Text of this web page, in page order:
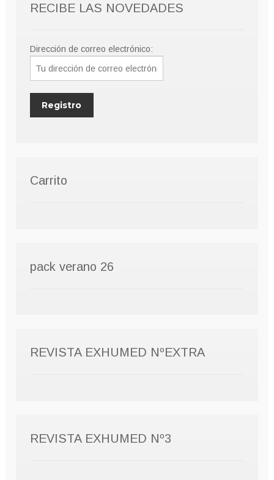
RECIBE LAS NOVEDADES
Dirección de correo electrónico:
Carrito
pack verano 26
REVISTA EXHUMED NºEXTRA
REVISTA EXHUMED Nº3